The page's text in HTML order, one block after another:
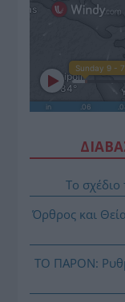
Το σχέδιο
Όρθρος και Θεία
ΤΟ ΠΑΡΟΝ: